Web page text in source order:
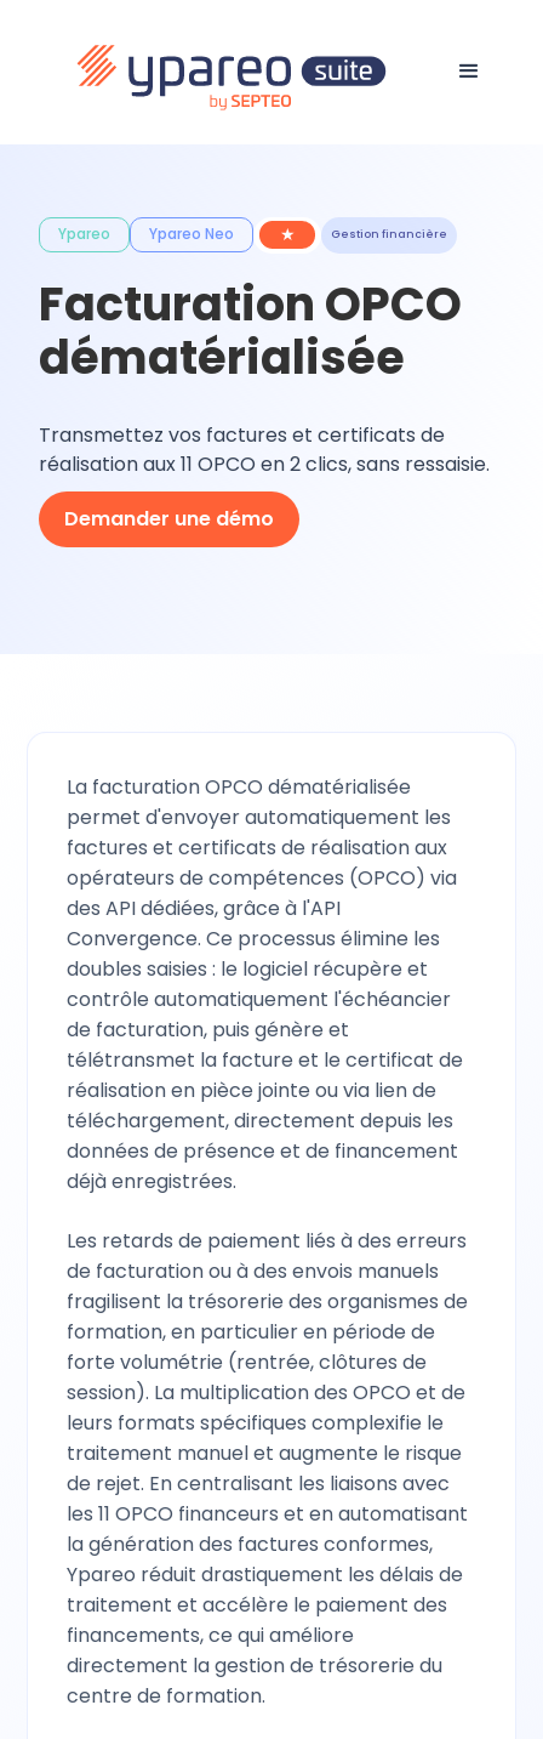
Ypareo Ypareo Neo ★ Gestion financière
Facturation OPCO
dématérialisée
Transmettez vos factures et certificats de
réalisation aux 11 OPCO en 2 clics, sans ressaisie.
Demander une démo
La facturation OPCO dématérialisée
permet d'envoyer automatiquement les
factures et certificats de réalisation aux
opérateurs de compétences (OPCO) via
des API dédiées, grâce à l'API
Convergence. Ce processus élimine les
doubles saisies : le logiciel récupère et
contrôle automatiquement l'échéancier
de facturation, puis génère et
télétransmet la facture et le certificat de
réalisation en pièce jointe ou via lien de
téléchargement, directement depuis les
données de présence et de financement
déjà enregistrées.
Les retards de paiement liés à des erreurs
de facturation ou à des envois manuels
fragilisent la trésorerie des organismes de
formation, en particulier en période de
forte volumétrie (rentrée, clôtures de
session). La multiplication des OPCO et de
leurs formats spécifiques complexifie le
traitement manuel et augmente le risque
de rejet. En centralisant les liaisons avec
les 11 OPCO financeurs et en automatisant
la génération des factures conformes,
Ypareo réduit drastiquement les délais de
traitement et accélère le paiement des
financements, ce qui améliore
directement la gestion de trésorerie du
centre de formation.